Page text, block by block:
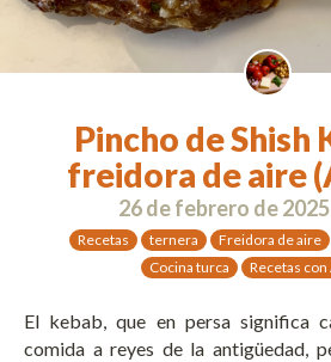
Pincho de Shish
freidora de aire
26 de febrero de 2025
Recetas ternera Freidora de aire
Cocina turca
Recetas
El kebab, que en persa significa
comida a reyes de la antigüedad,